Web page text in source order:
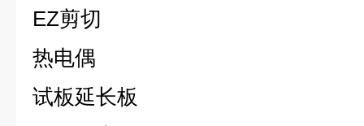
EZ剪切
热电偶
试板延长板